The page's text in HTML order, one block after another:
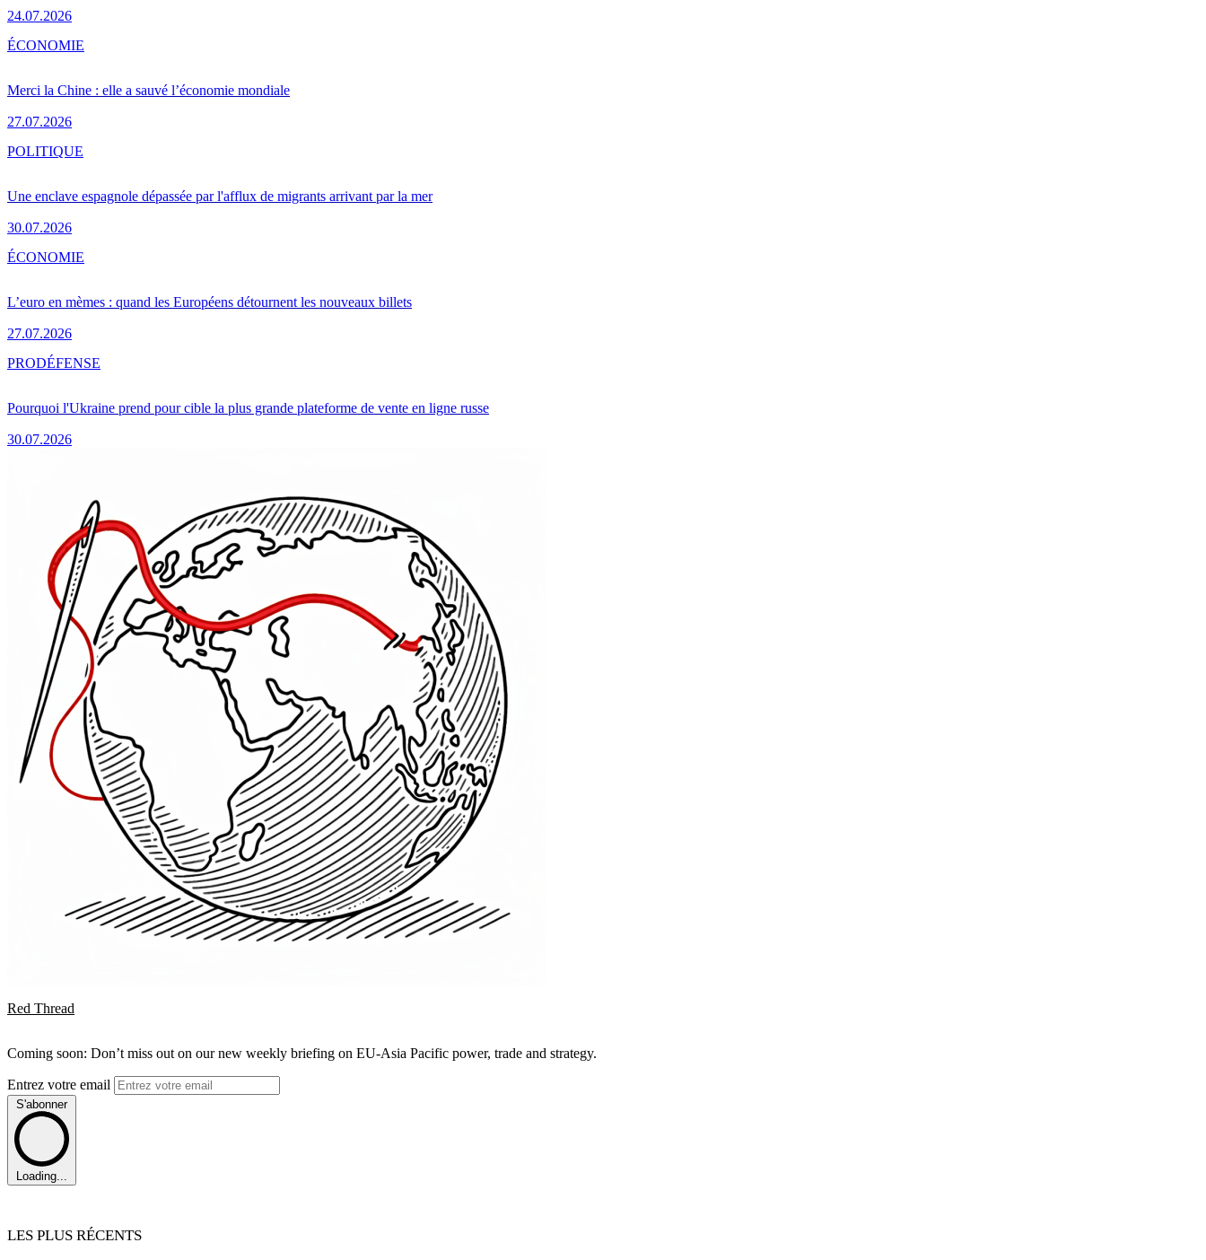
24.07.2026
Merci la Chine : elle a sauvé l’économie mondiale
27.07.2026
ÉCONOMIE
Une enclave espagnole dépassée par l'afflux de migrants arrivant par la mer
30.07.2026
POLITIQUE
L’euro en mèmes : quand les Européens détournent les nouveaux billets
27.07.2026
ÉCONOMIE
Pourquoi l'Ukraine prend pour cible la plus grande plateforme de vente en ligne russe
30.07.2026
PRODÉFENSE
Red Thread
Coming soon: Don’t miss out on our new weekly briefing on EU-Asia Pacific power, trade and strategy.
Entrez votre email
S'abonner
Loading...
LES PLUS RÉCENTS